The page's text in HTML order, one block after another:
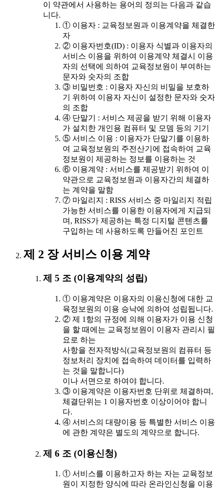
이 약관에서 사용하는 용어의 정의는 다음과 같습
니다.
① 이용자 : 교육정보원과 이용계약을 체결한
자
② 이용자번호(ID) : 이용자 식별과 이용자의
서비스 이용을 위하여 이용계약 체결시 이용
자의 선택에 의하여 교육정보원이 부여하는
문자와 숫자의 조합
③ 비밀번호 : 이용자 자신의 비밀을 보호하
기 위하여 이용자 자신이 설정한 문자와 숫자
의 조합
④ 단말기 : 서비스 제공을 받기 위해 이용자
가 설치한 개인용 컴퓨터 및 모뎀 등의 기기
⑤ 서비스 이용 : 이용자가 단말기를 이용하
여 교육정보원의 주전산기에 접속하여 교육
정보원이 제공하는 정보를 이용하는 것
⑥ 이용계약 : 서비스를 제공받기 위하여 이
약관으로 교육정보원과 이용자간의 체결하
는 계약을 말함
⑦ 마일리지 : RISS 서비스 중 마일리지 적립
가능한 서비스를 이용한 이용자에게 지급되
며, RISS가 제공하는 특정 디지털 콘텐츠를
구입하는 데 사용하도록 만들어진 포인트
제 2 장 서비스 이용 계약
제 5 조 (이용계약의 성립)
① 이용계약은 이용자의 이용신청에 대한 교
육정보원의 이용 승낙에 의하여 성립됩니다.
② 제 1항의 규정에 의해 이용자가 이용 신청
을 할 때에는 교육정보원이 이용자 관리시 필
요로 하는
사항을 전자적방식(교육정보원의 컴퓨터 등
정보처리 장치에 접속하여 데이터를 입력하
는 것을 말합니다)
이나 서면으로 하여야 합니다.
③ 이용계약은 이용자번호 단위로 체결하며,
체결단위는 1 이용자번호 이상이어야 합니
다.
④ 서비스의 대량이용 등 특별한 서비스 이용
에 관한 계약은 별도의 계약으로 합니다.
제 6 조 (이용신청)
① 서비스를 이용하고자 하는 자는 교육정보
원이 지정한 양식에 따라 온라인신청을 이용